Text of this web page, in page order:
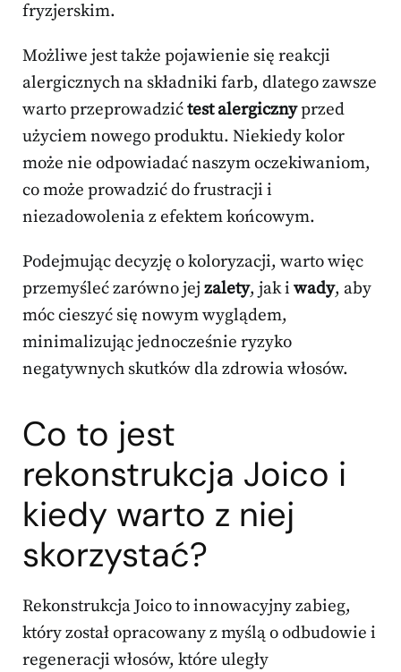
fryzjerskim.
Możliwe jest także pojawienie się reakcji
alergicznych na składniki farb, dlatego zawsze
warto przeprowadzićtest alergicznyprzed
użyciem nowego produktu. Niekiedy kolor
może nie odpowiadać naszym oczekiwaniom,
co może prowadzić do frustracji i
niezadowolenia z efektem końcowym.
Podejmując decyzję o koloryzacji, warto więc
przemyśleć zarówno jejzalety, jak i wady, aby
móc cieszyć się nowym wyglądem,
minimalizując jednocześnie ryzyko
negatywnych skutków dla zdrowia włosów.
Co to jest
rekonstrukcja Joico i
kiedy warto z niej
skorzystać?
Rekonstrukcja Joico to innowacyjny zabieg,
który został opracowany z myślą o odbudowie i
regeneracji włosów, które uległy